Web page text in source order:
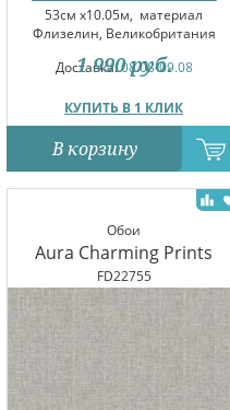
53см x10.05м, материал
Флизелин, Великобритания
Доставка:08.08-09.08
КУПИТЬ В 1 КЛИК
1 990 руб.
В корзину
Обои
Aura Charming Prints
FD22755